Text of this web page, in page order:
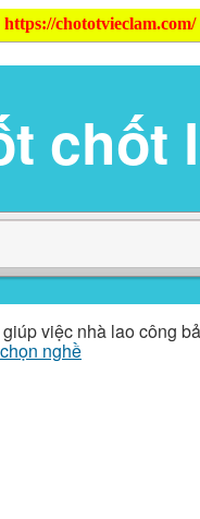
https://chototvieclam.com/